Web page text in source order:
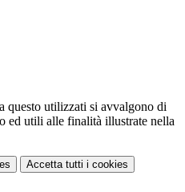
questo utilizzati si avvalgono di
ed utili alle finalità illustrate nella
Accetta tutti i cookies